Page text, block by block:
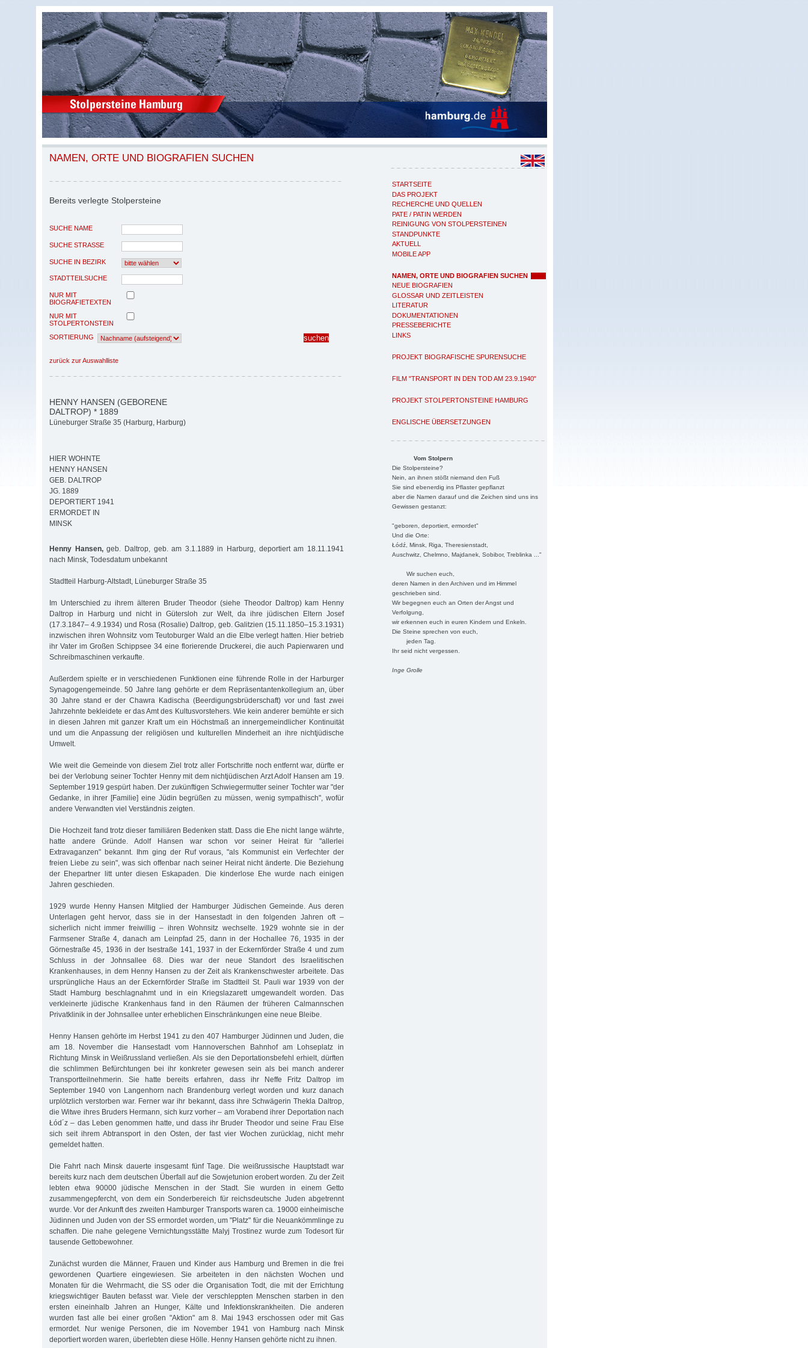
STARTSEITE
DAS PROJEKT
RECHERCHE UND QUELLEN
PATE / PATIN WERDEN
REINIGUNG VON STOLPERSTEINEN
STANDPUNKTE
AKTUELL
MOBILE APP
NAMEN, ORTE UND BIOGRAFIEN SUCHEN
NEUE BIOGRAFIEN
GLOSSAR UND ZEITLEISTEN
LITERATUR
DOKUMENTATIONEN
PRESSEBERICHTE
LINKS
PROJEKT BIOGRAFISCHE SPURENSUCHE
FILM "TRANSPORT IN DEN TOD AM 23.9.1940"
PROJEKT STOLPERTONSTEINE HAMBURG
ENGLISCHE ÜBERSETZUNGEN
Vom Stolpern
Die Stolpersteine?
Nein, an ihnen stößt niemand den Fuß
Sie sind ebenerdig ins Pflaster gepflanzt
aber die Namen darauf und die Zeichen sind uns ins
Gewissen gestanzt:
"geboren, deportiert, ermordet"
Und die Orte:
Łódź, Minsk, Riga, Theresienstadt,
Auschwitz, Chelmno, Majdanek, Sobibor, Treblinka ..."
Wir suchen euch,
deren Namen in den Archiven und im Himmel
geschrieben sind.
Wir begegnen euch an Orten der Angst und
Verfolgung,
wir erkennen euch in euren Kindern und Enkeln.
Die Steine sprechen von euch,
jeden Tag.
Ihr seid nicht vergessen.
Inge Grolle
NAMEN, ORTE UND BIOGRAFIEN SUCHEN
Bereits verlegte Stolpersteine
SUCHE NAME
SUCHE STRASSE
SUCHE IN BEZIRK
STADTTEILSUCHE
NUR MIT
BIOGRAFIETEXTEN
NUR MIT
STOLPERTONSTEIN
SORTIERUNG
zurück zur Auswahlliste
HENNY HANSEN (GEBORENE
DALTROP) * 1889
Lüneburger Straße 35 (Harburg, Harburg)
HIER WOHNTE
HENNY HANSEN
GEB. DALTROP
JG. 1889
DEPORTIERT 1941
ERMORDET IN
MINSK
Henny Hansen,geb. Daltrop, geb. am 3.1.1889 in Harburg, deportiert am 18.11.1941
nach Minsk, Todesdatum unbekannt
Stadtteil Harburg-Altstadt, Lüneburger Straße 35
Im Unterschied zu ihrem älteren Bruder Theodor (siehe Theodor Daltrop) kam Henny
Daltrop in Harburg und nicht in Gütersloh zur Welt, da ihre jüdischen Eltern Josef
(17.3.1847– 4.9.1934) und Rosa (Rosalie) Daltrop, geb. Galitzien (15.11.1850–15.3.1931)
inzwischen ihren Wohnsitz vom Teutoburger Wald an die Elbe verlegt hatten. Hier betrieb
ihr Vater im Großen Schippsee 34 eine florierende Druckerei, die auch Papierwaren und
Schreibmaschinen verkaufte.
Außerdem spielte er in verschiedenen Funktionen eine führende Rolle in der Harburger
Synagogengemeinde. 50 Jahre lang gehörte er dem Repräsentantenkollegium an, über
30 Jahre stand er der Chawra Kadischa (Beerdigungsbrüderschaft) vor und fast zwei
Jahrzehnte bekleidete er das Amt des Kultusvorstehers. Wie kein anderer bemühte er sich
in diesen Jahren mit ganzer Kraft um ein Höchstmaß an innergemeindlicher Kontinuität
und um die Anpas­sung der religiösen und kulturellen Minderheit an ihre nichtjüdische
Umwelt.
Wie weit die Gemeinde von diesem Ziel trotz aller Fortschritte noch entfernt war, dürfte er
bei der Verlobung seiner Tochter Henny mit dem nichtjüdischen Arzt Adolf Hansen am 19.
September 1919 gespürt haben. Der zukünftigen Schwiegermutter seiner Tochter war "der
Gedanke, in ihrer [Familie] eine Jüdin begrüßen zu müssen, wenig sympathisch", wofür
andere Verwandten viel Verständnis zeigten.
Die Hochzeit fand trotz dieser familiären Bedenken statt. Dass die Ehe nicht lange währte,
hatte andere Gründe. Adolf Hansen war schon vor seiner Heirat für "allerlei
Extravaganzen" bekannt. Ihm ging der Ruf voraus, "als Kommunist ein Verfechter der
freien Liebe zu sein", was sich offenbar nach seiner Heirat nicht änderte. Die Beziehung
der Ehepartner litt unter diesen Eskapaden. Die kinderlose Ehe wurde nach einigen
Jahren geschieden.
1929 wurde Henny Hansen Mitglied der Hamburger Jüdischen Gemeinde. Aus deren
Unterlagen geht hervor, dass sie in der Hansestadt in den folgenden Jahren oft –
sicherlich nicht immer freiwillig – ihren Wohnsitz wechselte. 1929 wohnte sie in der
Farmsener Straße 4, danach am Leinpfad 25, dann in der Hochallee 76, 1935 in der
Görnestraße 45, 1936 in der Isestraße 141, 1937 in der Eckernförder Straße 4 und zum
Schluss in der Johnsallee 68. Dies war der neue Standort des Israelitischen
Krankenhauses, in dem Henny Hansen zu der Zeit als Krankenschwester arbeitete. Das
ursprüngliche Haus an der Eckernförder Straße im Stadtteil St. Pauli war 1939 von der
Stadt Hamburg beschlagnahmt und in ein Kriegslazarett umgewandelt worden. Das
verkleinerte jüdische Krankenhaus fand in den Räumen der früheren Calmannschen
Privatklinik in der Johnsallee unter erheblichen Einschränkungen eine neue Bleibe.
Henny Hansen gehörte im Herbst 1941 zu den 407 Hamburger Jüdinnen und Juden, die
am 18. November die Hansestadt vom Hannoverschen Bahnhof am Lohseplatz in
Richtung Minsk in Weißrussland verließen. Als sie den Deportationsbefehl erhielt, dürften
die schlimmen Befürchtungen bei ihr konkreter gewesen sein als bei manch anderer
Transportteilnehmerin. Sie hatte bereits erfahren, dass ihr Neffe Fritz Daltrop im
September 1940 von Langenhorn nach Brandenburg verlegt worden und kurz danach
urplötzlich verstorben war. Ferner war ihr bekannt, dass ihre Schwägerin Thekla Daltrop,
die Witwe ihres Bruders Hermann, sich kurz vorher – am Vorabend ihrer Deportation nach
Łód´z – das Leben genommen hatte, und dass ihr Bruder Theodor und seine Frau Else
sich seit ihrem Abtransport in den Osten, der fast vier Wochen zurücklag, nicht mehr
gemeldet hatten.
Die Fahrt nach Minsk dauerte insgesamt fünf Tage. Die weißrussische Hauptstadt war
bereits kurz nach dem deutschen Überfall auf die Sowjetunion erobert worden. Zu der Zeit
lebten etwa 90000 jüdische Menschen in der Stadt. Sie wurden in einem Getto
zusammengepfercht, von dem ein Sonderbereich für reichsdeutsche Juden abgetrennt
wurde. Vor der Ankunft des zweiten Hamburger Transports waren ca. 19000 einheimische
Jüdinnen und Juden von der SS ermordet worden, um "Platz" für die Neuankömmlinge zu
schaffen. Die nahe gelegene Vernichtungsstätte Malyj Trostinez wurde zum Todesort für
tausende Gettobewohner.
Zunächst wurden die Männer, Frauen und Kinder aus Hamburg und Bremen in die frei
gewordenen Quartiere eingewiesen. Sie arbeiteten in den nächsten Wochen und
Monaten für die Wehrmacht, die SS oder die Organisation Todt, die mit der Errichtung
kriegswichtiger Bauten befasst war. Viele der verschleppten Menschen starben in den
ersten eineinhalb Jah­ren an Hunger, Kälte und Infektionskrankheiten. Die anderen
wurden fast alle bei einer großen "Aktion" am 8. Mai 1943 erschossen oder mit Gas
ermordet. Nur wenige Personen, die im November 1941 von Hamburg nach Minsk
deportiert worden waren, überlebten diese Hölle. Henny Hansen gehörte nicht zu ihnen.